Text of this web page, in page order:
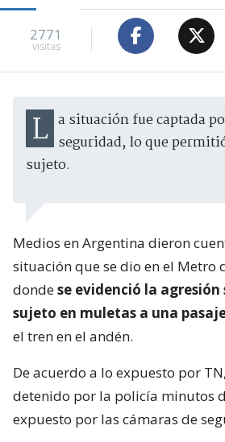
2771
visitas
La situación fue captada por las cámaras de seguridad, lo que
sujeto.
Medios en Argentina dieron
situación que se dio en el Metro
dondese evidenció la agresión
sujeto en muletas a una
el tren en el andén.
De acuerdo a lo expuesto por
detenido por la policía minutos
expuesto por las cámaras de